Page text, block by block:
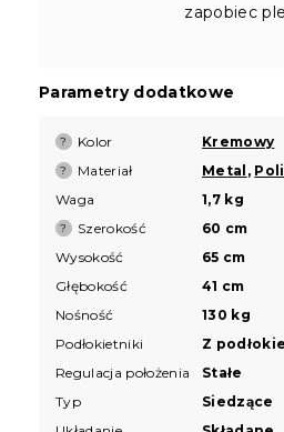
zapobiec
Parametry dodatkowe
? Kolor Kremowy
? Materiał Metal ,
Waga
1,7 kg
? Szerokość
60 cm
Wysokość
65 cm
Głębokość
41 cm
Nośność
130 kg
Podłokietniki
Z
Regulacja położenia
Stałe
Typ
Siedzące